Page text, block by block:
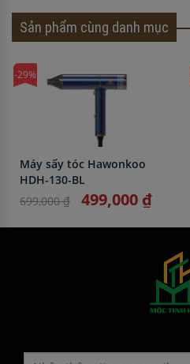
Sản phẩm cùng danh mục
-29%
Máy sấy tóc Hawonkoo
HDH-130-BL
699,000 ₫
499,000 ₫